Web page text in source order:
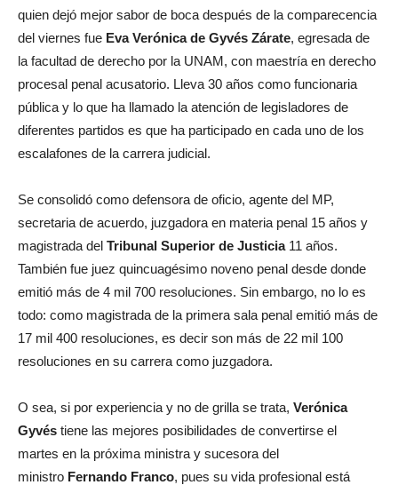
quien dejó mejor sabor de boca después de la comparecencia
del viernes fue Eva Verónica de Gyvés Zárate, egresada de
la facultad de derecho por la UNAM, con maestría en derecho
procesal penal acusatorio. Lleva 30 años como funcionaria
pública y lo que ha llamado la atención de legisladores de
diferentes partidos es que ha participado en cada uno de los
escalafones de la carrera judicial.
Se consolidó como defensora de oficio, agente del MP,
secretaria de acuerdo, juzgadora en materia penal 15 años y
magistrada del Tribunal Superior de Justicia11 años.
También fue juez quincuagésimo noveno penal desde donde
emitió más de 4 mil 700 resoluciones. Sin embargo, no lo es
todo: como magistrada de la primera sala penal emitió más de
17 mil 400 resoluciones, es decir son más de 22 mil 100
resoluciones en su carrera como juzgadora.
O sea, si por experiencia y no de grilla se trata, Verónica
Gyvés tiene las mejores posibilidades de convertirse el
martes en la próxima ministra y sucesora del
ministro Fernando Franco, pues su vida profesional está